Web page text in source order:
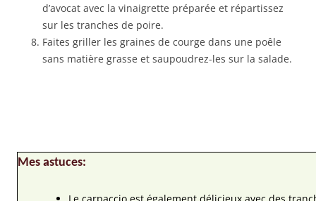
d’avocat avec la vinaigrette préparée et répartissez
sur les tranches de poire.
Faites griller les graines de courge dans une poêle
sans matière grasse et saupoudrez-les sur la salade.
Mes astuces: